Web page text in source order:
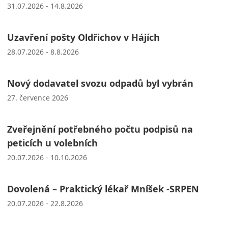
31.07.2026 - 14.8.2026
Uzavření pošty Oldřichov v Hájích
28.07.2026 - 8.8.2026
Nový dodavatel svozu odpadů byl vybrán
27. července 2026
Zveřejnění potřebného počtu podpisů na
peticích u volebních
20.07.2026 - 10.10.2026
Dovolená – Praktický lékař Mníšek -SRPEN
20.07.2026 - 22.8.2026